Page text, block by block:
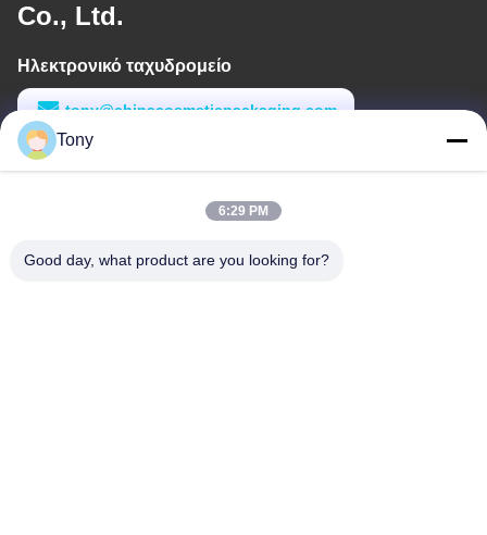
Co., Ltd.
Ηλεκτρονικό ταχυδρομείο
tony@chinacosmeticpackaging.com
Εργασιακό χρόνο
Tony
6:29 PM
Good day, what product are you looking for?